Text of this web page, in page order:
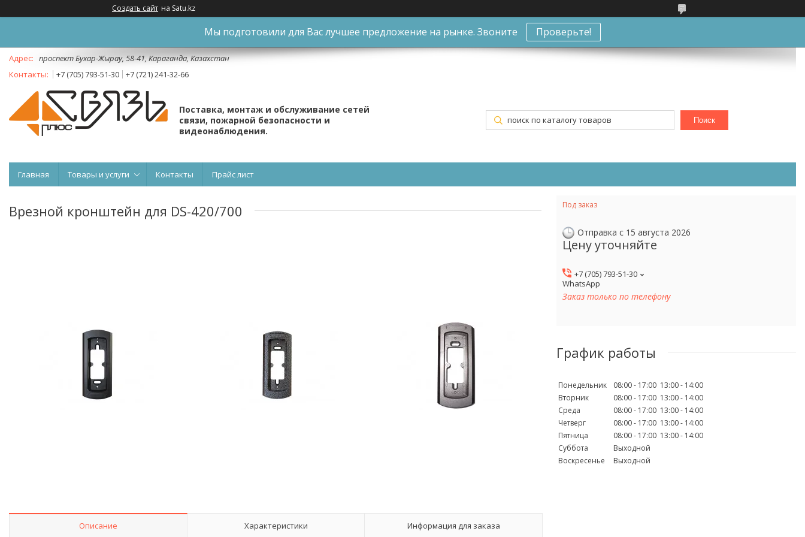
Создать сайт на Satu.kz
Мы подготовили для Вас лучшее предложение на рынке. Звоните Проверьте!
проспект Бухар-Жырау, 58-41, Караганда, Казахстан
+7 (705) 793-51-30
+7 (721) 241-32-66
Поставка, монтаж и обслуживание сетей
связи, пожарной безопасности и
видеонаблюдения.
Поиск
Главная Товары и услуги Контакты Прайс лист
Врезной кронштейн для DS-420/700
Описание Характеристики Информация для заказа
Под заказ
Отправка с 15 августа 2026
Цену уточняйте
+7 (705) 793-51-30
WhatsApp
Заказ только по телефону
График работы
Понедельник 08:00 17:00 13:00
14:00
Вторник
08:00 17:00 13:00
14:00
Среда
08:00 17:00 13:00
14:00
Четверг
08:00 17:00 13:00
14:00
Пятница
08:00 17:00 13:00
14:00
Суббота
Выходной
Воскресенье
Выходной